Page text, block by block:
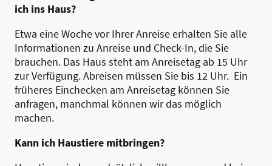
ich ins Haus?
Etwa eine Woche vor Ihrer Anreise erhalten Sie alle
Informationen zu Anreise und Check-In, die Sie
brauchen. Das Haus steht am Anreisetag ab 15 Uhr
zur Verfügung. Abreisen müssen Sie bis 12 Uhr. Ein
früheres Einchecken am Anreisetag können Sie
anfragen, manchmal können wir das möglich
machen.
Kann ich Haustiere mitbringen?